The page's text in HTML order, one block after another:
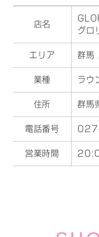
店名
グロ
エリア 群馬
業種 ラウ
住所 群馬
電話番号
営業時間